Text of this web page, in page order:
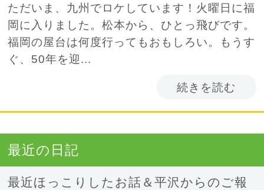
ただいま、九州でロケしています！火曜日に福
岡に入りました。松本から、ひとっ飛びです。
福岡の屋台は何度行ってもおもしろい。もうす
ぐ、50年を迎...
続きを読む
最近の日記
最近ほっこりしたお話＆平沢からのご報